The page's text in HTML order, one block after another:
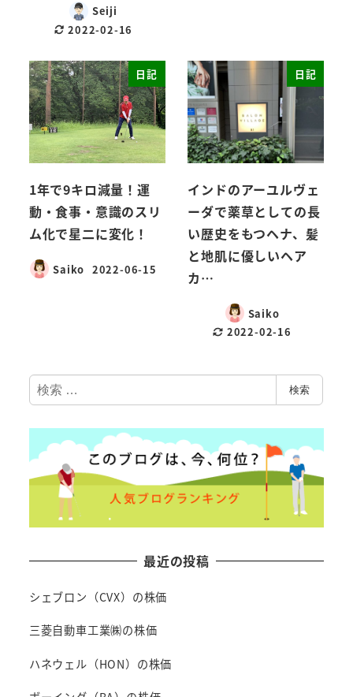
Seiji
2022-02-16
日記
1年で9キロ減量！運
動・食事・意識のスリ
ム化で星二に変化！
Saiko 2022-06-15
日記
インドのアーユルヴェ
ーダで薬草としての長
い歴史をもつヘナ、髪
と地肌に優しいヘア
カ…
Saiko
2022-02-16
検
索
検索
最近の投稿
シェブロン（CVX）の株価
三菱自動車工業㈱の株価
ハネウェル（HON）の株価